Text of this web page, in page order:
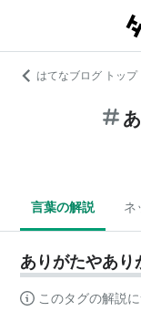
はてなブログ トップ
言葉の解説 ネ
ありがたやあり
このタグの解説